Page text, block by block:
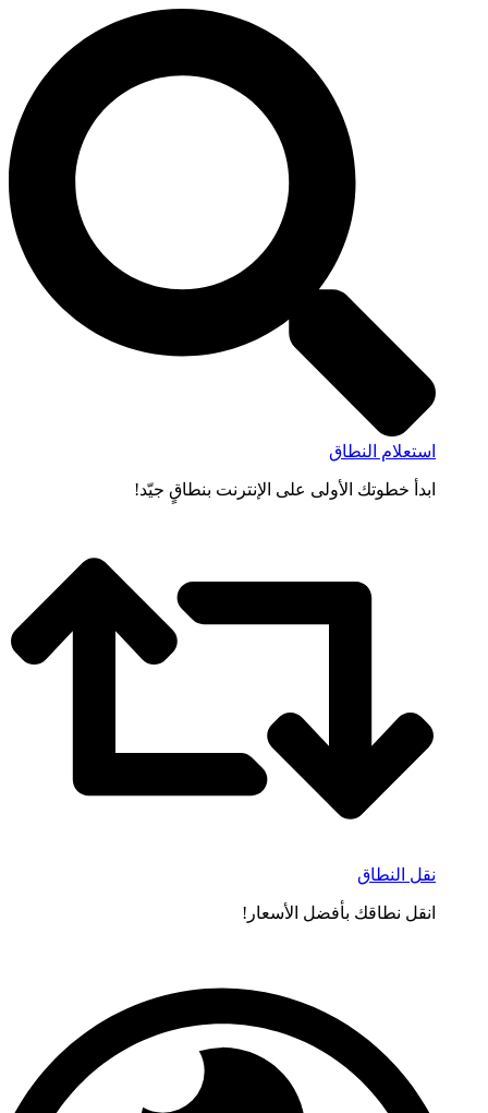
استعلام النطاق
ابدأ خطوتك الأولى على الإنترنت بنطاقٍ جيّد!
نقل النطاق
انقل نطاقك بأفضل الأسعار!